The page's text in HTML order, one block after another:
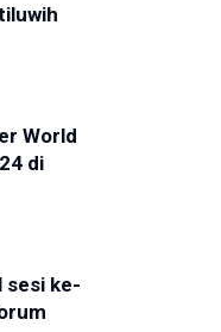
World
di
sesi ke-